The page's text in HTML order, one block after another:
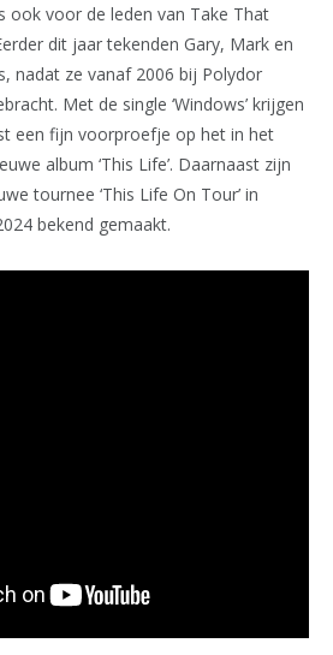
ook voor de leden van Take That
dit jaar tekenden Gary, Mark en
nadat ze vanaf 2006 bij Polydor
Met de single ‘Windows’ krijgen
een fijn voorproefje op het in het
album ‘This Life’. Daarnaast zijn
tournee ‘This Life On Tour’ in
bekend gemaakt.